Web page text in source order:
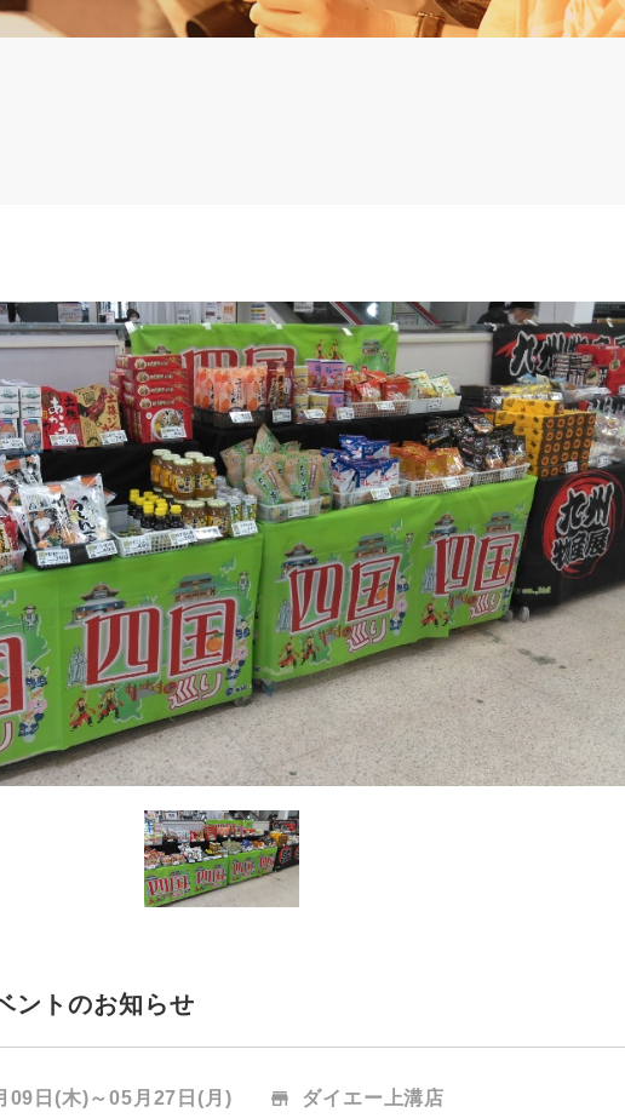
ントのお知らせ
09日(木)～05月27日(月) store ダイエー上溝店